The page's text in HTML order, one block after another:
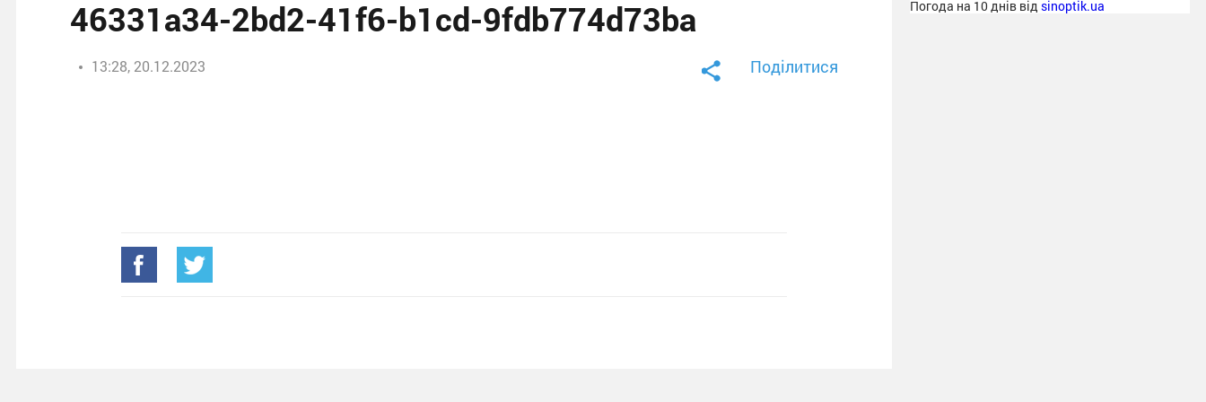
46331a34-2bd2-41f6-b1cd-9fdb774d73ba
13:28, 20.12.2023 Поділитися
Погода на 10 днів від sinoptik.ua